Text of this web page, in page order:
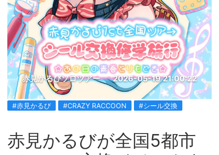
赤見かるびソロツアー 2026-05-19 21:00:22
#赤見かるび #CRAZY RACCOON #シール交換
赤見かるびが全国5都市